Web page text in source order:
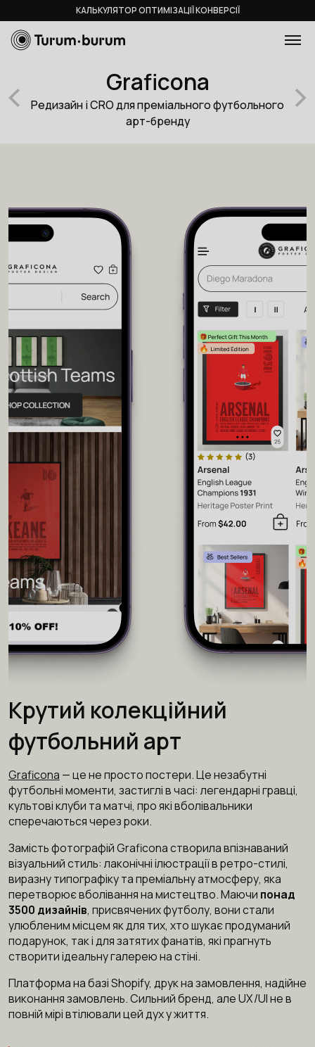
Graficona
Редизайн і CRO для преміального футбольного
арт-бренду
Крутий колекційний
футбольний арт
Graficona — це не просто постери. Це незабутні
футбольні моменти, застиглі в часі: легендарні гравці,
культові клуби та матчі, про які вболівальники
сперечаються через роки.
Замість фотографій Graficona створила впізнаваний
візуальний стиль: лаконічні ілюстрації в ретро-стилі,
виразну типографіку та преміальну атмосферу, яка
перетворює вболівання на мистецтво. Маючи понад
3500 дизайнів, присвячених футболу, вони стали
улюбленим місцем як для тих, хто шукає продуманий
подарунок, так і для затятих фанатів, які прагнуть
створити ідеальну галерею на стіні.
Платформа на базі Shopify, друк на замовлення, надійне
виконання замовлень. Сильний бренд, але UX/UI не в
повній мірі втілювали цей дух у життя.
КАЛЬКУЛЯТОР ОПТИМІЗАЦІЇ КОНВЕРСІЇ